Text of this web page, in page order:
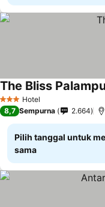
3 BintangHotel
The Bliss
8,7 Sempurna 2.664
Pilih tanggal untuk
sama